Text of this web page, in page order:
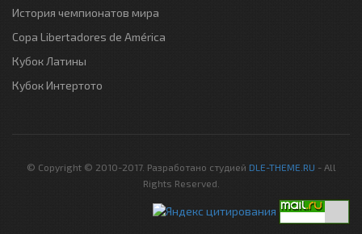
История чемпионатов мира
Copa Libertadores de América
Кубок Латины
Кубок Интертото
© Copyright © 2010-2017. Разработано студией DLE-THEME.RU - All
Rights Reserved.